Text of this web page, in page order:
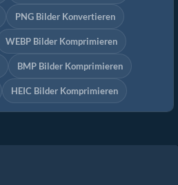
PNG Bilder Konvertieren
WEBP Bilder Komprimieren
BMP Bilder Komprimieren
HEIC Bilder Komprimieren